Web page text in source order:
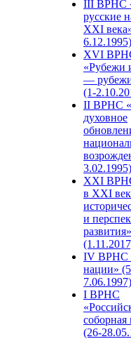
III ВРНС
русские
XXI
6.12.1995)
XVI
«Рубежи
—
(1-
II ВРНС
духовное
3.02.1995)
XХI
в XXI
и
развития»
IV ВРНС
нации»
7.06.1997)
I ВРНС
(26-